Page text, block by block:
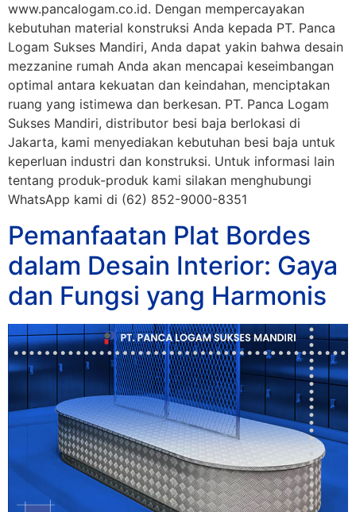
www.pancalogam.co.id. Dengan mempercayakan
kebutuhan material konstruksi Anda kepada PT. Panca
Logam Sukses Mandiri, Anda dapat yakin bahwa desain
mezzanine rumah Anda akan mencapai keseimbangan
optimal antara kekuatan dan keindahan, menciptakan
ruang yang istimewa dan berkesan. PT. Panca Logam
Sukses Mandiri, distributor besi baja berlokasi di
Jakarta, kami menyediakan kebutuhan besi baja untuk
keperluan industri dan konstruksi. Untuk informasi lain
tentang produk-produk kami silakan menghubungi
WhatsApp kami di (62) 852-9000-8351
Pemanfaatan Plat Bordes
dalam Desain Interior: Gaya
dan Fungsi yang Harmonis